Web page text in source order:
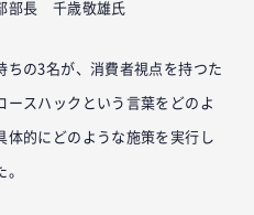
部長 千歳敬雄氏
ちの3名が、消費者視点を持つた
ースハックという言葉をどのよ
体的にどのような施策を実行し